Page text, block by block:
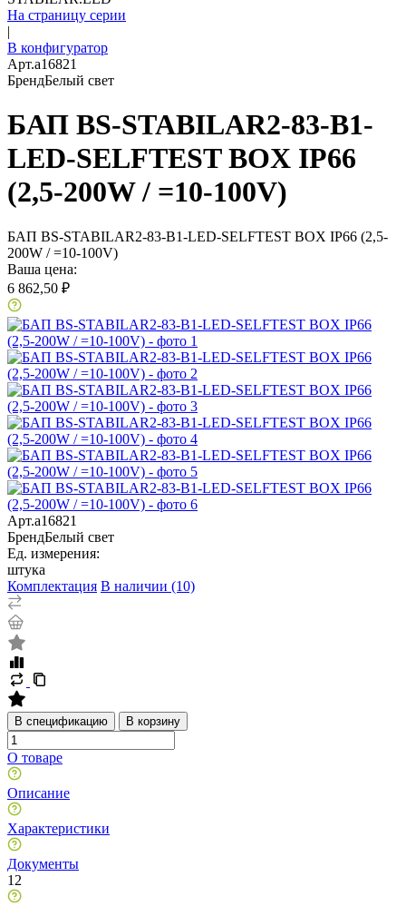
На страницу серии
|
В конфигуратор
Арт.a16821
БрендБелый свет
БАП BS-STABILAR2-83-B1-
LED-SELFTEST BOX IP66
(2,5-200W / =10-100V)
БАП BS-STABILAR2-83-B1-LED-SELFTEST BOX IP66 (2,5-
200W / =10-100V)
Ваша цена:
6 862,50 ₽
Арт.a16821
БрендБелый свет
Ед. измерения:
штука
Комплектация В наличии (10)
В спецификацию В корзину
О товаре
Описание
Характеристики
Документы
12